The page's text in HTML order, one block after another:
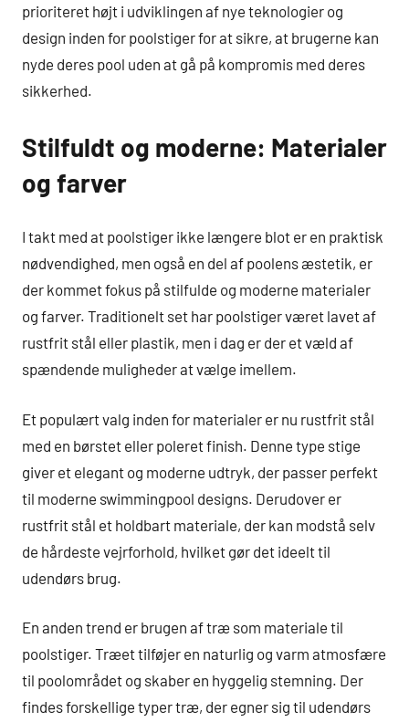
prioriteret højt i udviklingen af nye teknologier og
design inden for poolstiger for at sikre, at brugerne kan
nyde deres pool uden at gå på kompromis med deres
sikkerhed.
Stilfuldt og moderne: Materialer
og farver
I takt med at poolstiger ikke længere blot er en praktisk
nødvendighed, men også en del af poolens æstetik, er
der kommet fokus på stilfulde og moderne materialer
og farver. Traditionelt set har poolstiger været lavet af
rustfrit stål eller plastik, men i dag er der et væld af
spændende muligheder at vælge imellem.
Et populært valg inden for materialer er nu rustfrit stål
med en børstet eller poleret finish. Denne type stige
giver et elegant og moderne udtryk, der passer perfekt
til moderne swimmingpool designs. Derudover er
rustfrit stål et holdbart materiale, der kan modstå selv
de hårdeste vejrforhold, hvilket gør det ideelt til
udendørs brug.
En anden trend er brugen af træ som materiale til
poolstiger. Træet tilføjer en naturlig og varm atmosfære
til poolområdet og skaber en hyggelig stemning. Der
findes forskellige typer træ, der egner sig til udendørs